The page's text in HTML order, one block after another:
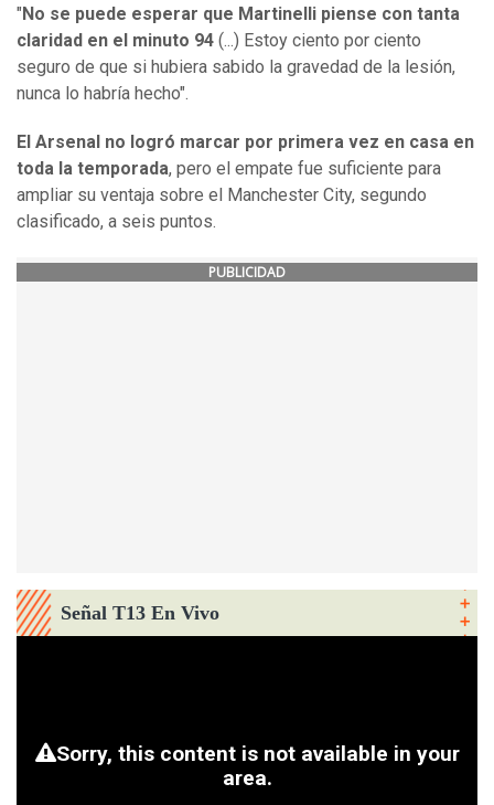
" No se puede esperar que Martinelli piense con tanta
claridad en el minuto 94 (...) Estoy ciento por ciento
seguro de que si hubiera sabido la gravedad de la lesión,
nunca lo habría hecho".
El Arsenal no logró marcar por primera vez en casa en
toda la temporada, pero el empate fue suficiente para
ampliar su ventaja sobre el Manchester City, segundo
clasificado, a seis puntos.
PUBLICIDAD
Señal T13 En Vivo